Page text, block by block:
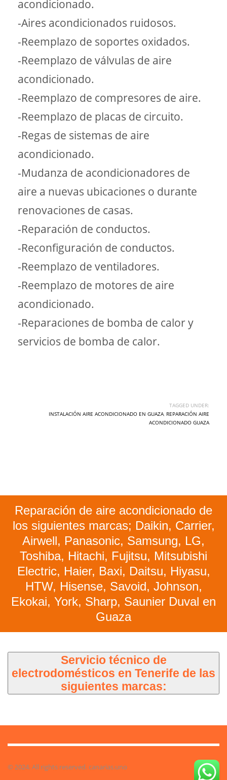
acondicionado.
-Aires acondicionados ruidosos.
-Reemplazo de soportes oxidados.
-Reemplazo de válvulas de aire
acondicionado.
-Reemplazo de compresores de aire.
-Reemplazo de placas de circuito.
-Regas de sistemas de aire
acondicionado.
-Mudanza de acondicionadores de
aire a nuevas ubicaciones o durante
renovaciones de casas.
-Reparación de conductos.
-Reconfiguración de conductos.
-Reemplazo de ventiladores.
-Reemplazo de motores de aire
acondicionado.
-Reparaciones de bomba de calor y
servicios de bomba de calor.
TAGGED UNDER:
INSTALACIÓN AIRE ACONDICIONADO EN GUAZA, REPARACIÓN AIRE
ACONDICIONADO GUAZA
Reparación de aire acondicionado de
los siguientes marcas; Daikin, Carrier,
Airwell, Panasonic, Samsung, LG,
Toshiba, Hitachi, Fujitsu, Mitsubishi
Electric, Haier, Baxi, Daitsu, Hiyasu,
HTW, Hisense, Savoid, Johnson,
Ekokai, York, Sharp, Saunier Duval en
Guaza
Servicio técnico de
electrodomésticos en Tenerife de las
siguientes marcas:
© 2024. All rights reserved. canarias.uno